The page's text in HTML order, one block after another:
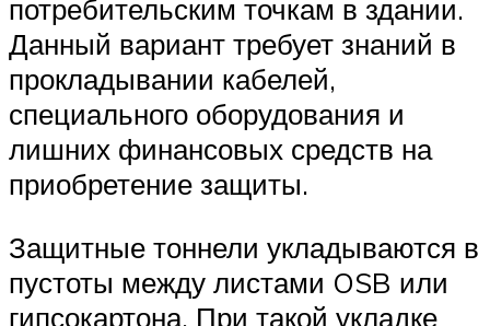
потребительским точкам в здании.
Данный вариант требует знаний в
прокладывании кабелей,
специального оборудования и
лишних финансовых средств на
приобретение защиты.
Защитные тоннели укладываются в
пустоты между листами OSB или
гипсокартона. При такой укладке